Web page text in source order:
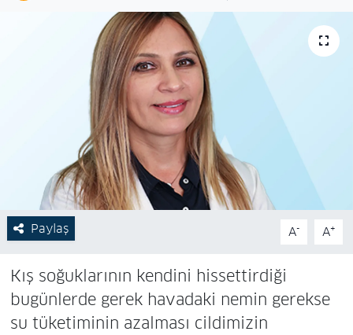
Paylaş A- A+
Kış soğuklarının kendini hissettirdiği
bugünlerde gerek havadaki nemin gerekse
su tüketiminin azalması cildimizin